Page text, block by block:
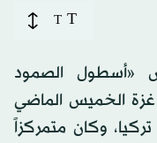
T
T
«أسطول الصمود
غزة الخميس الماضي
وكان متمركزاً